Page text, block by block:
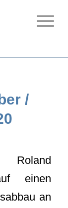
/
Roland
einen
an